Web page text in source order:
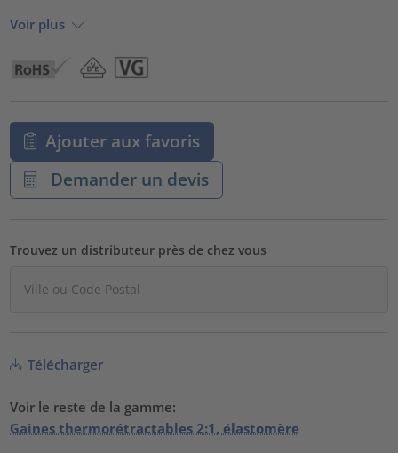
Voir plus
Ajouter aux favoris
Demander un devis
Trouvez un distributeur près de chez vous
Télécharger
Voir le reste de la gamme:
Gaines thermorétractables 2:1, élastomère